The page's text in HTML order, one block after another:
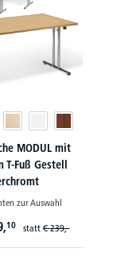
MODUL mit
T-Fuß Gestell
zur Auswahl
10 statt€ 239,-